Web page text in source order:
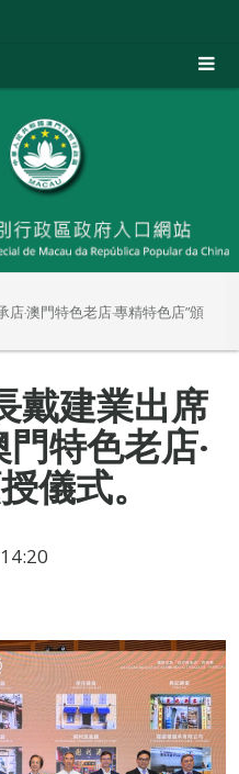
‧澳門特色老店‧專精特色店”頒
戴建業出席
特色老店‧
儀式。